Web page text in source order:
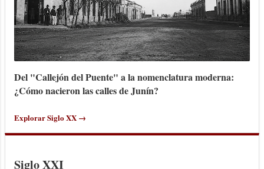
Del "Callejón del Puente" a la nomenclatura moderna:
¿Cómo nacieron las calles de Junín?
Explorar Siglo XX →
Siglo XXI